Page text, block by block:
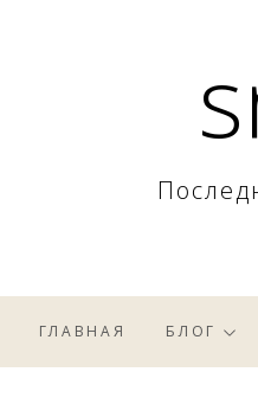
ГЛАВНАЯ БЛОГ